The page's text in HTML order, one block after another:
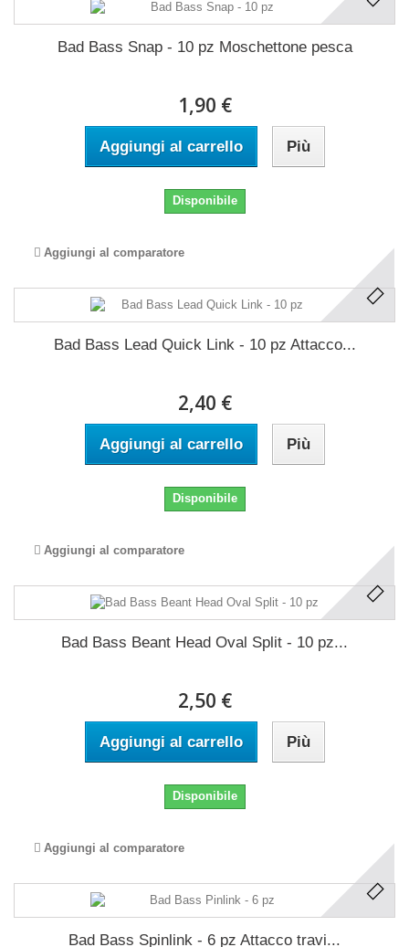
Bad Bass Snap - 10 pz Moschettone pesca
1,90 €
Aggiungi al carrello Più
Disponibile
Aggiungi al comparatore
Bad Bass Lead Quick Link - 10 pz Attacco...
2,40 €
Aggiungi al carrello Più
Disponibile
Aggiungi al comparatore
Bad Bass Beant Head Oval Split - 10 pz...
2,50 €
Aggiungi al carrello Più
Disponibile
Aggiungi al comparatore
Bad Bass Spinlink - 6 pz Attacco travi...